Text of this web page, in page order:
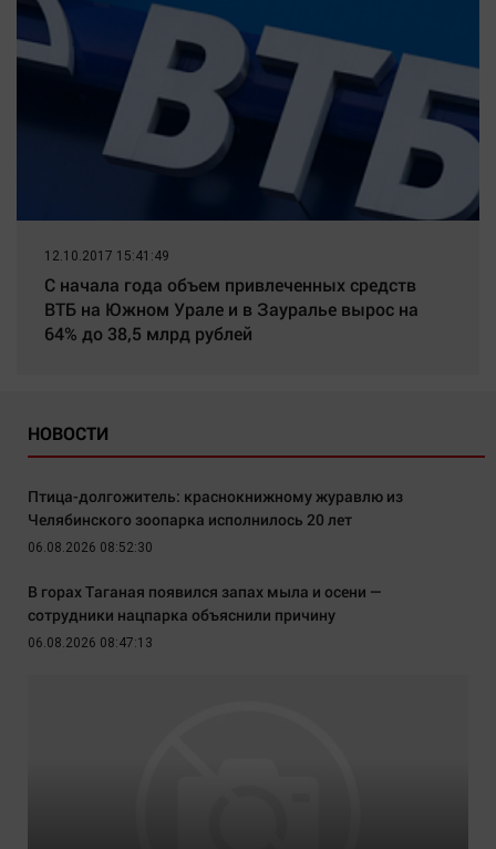
12.10.2017 15:41:49
С начала года объем привлеченных средств
ВТБ на Южном Урале и в Зауралье вырос на
64% до 38,5 млрд рублей
НОВОСТИ
Птица-долгожитель: краснокнижному журавлю из
Челябинского зоопарка исполнилось 20 лет
06.08.2026 08:52:30
В горах Таганая появился запах мыла и осени —
сотрудники нацпарка объяснили причину
06.08.2026 08:47:13